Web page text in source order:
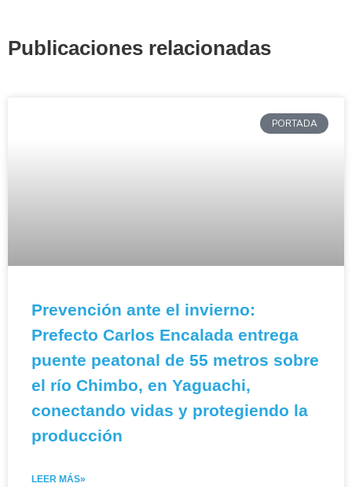
Publicaciones relacionadas
PORTADA
Prevención ante el invierno:
Prefecto Carlos Encalada entrega
puente peatonal de 55 metros sobre
el río Chimbo, en Yaguachi,
conectando vidas y protegiendo la
producción
LEER MÁS»